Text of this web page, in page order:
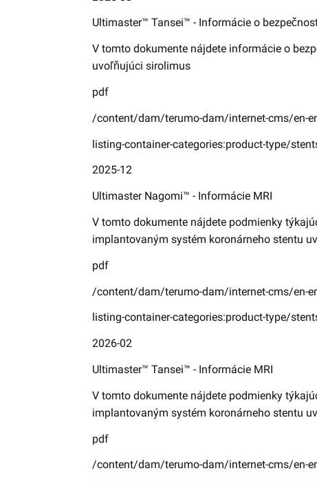
Ultimaster™ Tansei™ - Informácie o
V tomto dokumente nájdete informácie o
uvoľňujúci sirolimus
pdf
/content/dam/terumo-dam/internet-cms/en-
listing-container-categories:product-type/
2025-12
Ultimaster Nagomi™ - Informácie MRI
V tomto dokumente nájdete podmienky
implantovaným systém koronárneho stentu
pdf
/content/dam/terumo-dam/internet-cms/en-
listing-container-categories:product-type/
2026-02
Ultimaster™ Tansei™ - Informácie MRI
V tomto dokumente nájdete podmienky
implantovaným systém koronárneho stentu
pdf
/content/dam/terumo-dam/internet-cms/en-